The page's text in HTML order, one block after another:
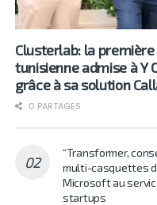
Clusterlab: la
tunisienne admise à Y
grâce à sa solution
0 PARTAGES
“Transformer,
multi-casquettes
Microsoft au
startups